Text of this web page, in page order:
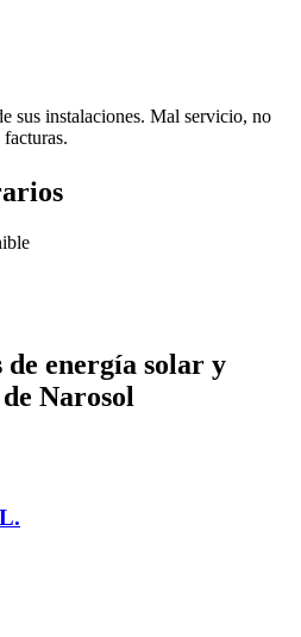
sus instalaciones. Mal servicio, no
energía solar y
Narosol